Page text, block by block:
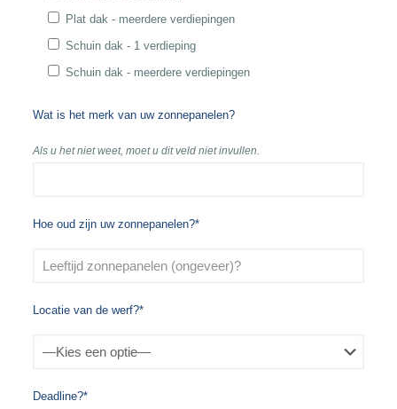
Plat dak - meerdere verdiepingen
Schuin dak - 1 verdieping
Schuin dak - meerdere verdiepingen
Wat is het merk van uw zonnepanelen?
Als u het niet weet, moet u dit veld niet invullen.
Hoe oud zijn uw zonnepanelen?*
Locatie van de werf?*
Deadline?*